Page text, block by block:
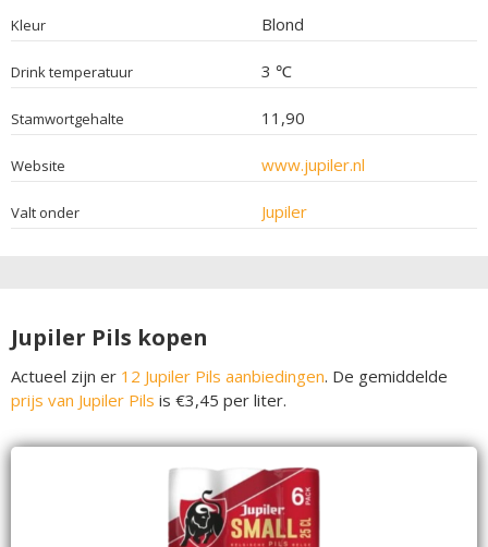
Kleur Blond
Drink temperatuur 3 ℃
Stamwortgehalte 11,90
Website www.jupiler.nl
Valt onder Jupiler
Jupiler Pils kopen
Actueel zijn er 12 Jupiler Pils aanbiedingen. De gemiddelde
prijs van Jupiler Pils is €3,45 per liter.